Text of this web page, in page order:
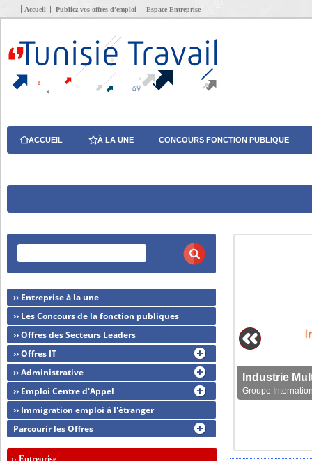
Accueil Publiez vos offres d’emploi Espace Entreprise
ACCUEIL À LA UNE CONCOURS FONCTION PUBLIQUE
Groupe
›› Entreprise à la une
›› Les Concours de la fonction publiques
›› Offres des Secteurs Leaders
›› Offres IT
›› Administrative
›› Emploi Centre d'Appel
›› Immigration emploi à l'étranger
Parcourir les Offres
››Entreprise